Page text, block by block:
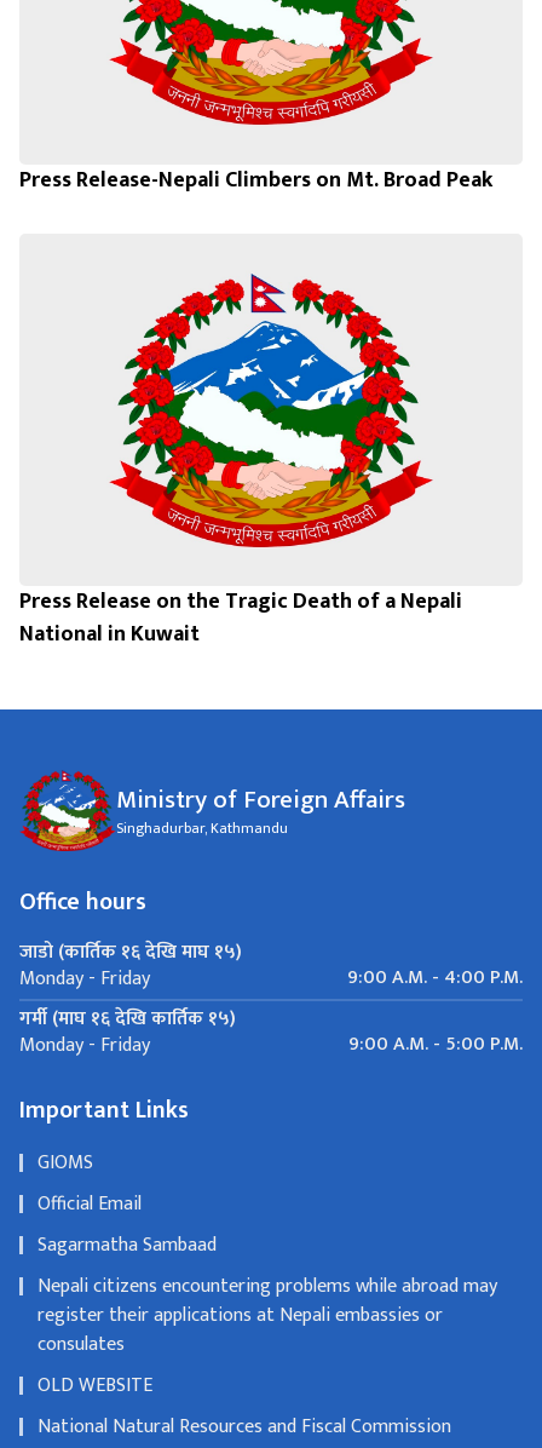
Press Release-Nepali Climbers on Mt. Broad Peak
Press Release on the Tragic Death of a Nepali
National in Kuwait
Ministry of Foreign Affairs
Singhadurbar, Kathmandu
Office hours
जाडो (कार्तिक १६ देखि माघ १५)
Monday - Friday
9:00 A.M. - 4:00 P.M.
गर्मी (माघ १६ देखि कार्तिक १५)
Monday - Friday 9:00 A.M. - 5:00 P.M.
Important Links
GIOMS
Official Email
Sagarmatha Sambaad
Nepali citizens encountering problems while abroad may
register their applications at Nepali embassies or
consulates
OLD WEBSITE
National Natural Resources and Fiscal Commission